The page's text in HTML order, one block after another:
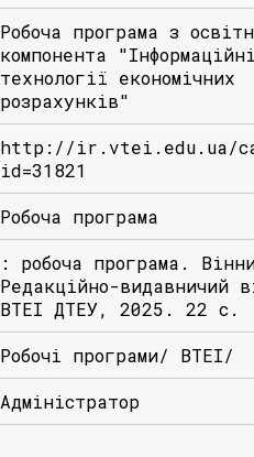
Робоча програма з
компонента
технології економічних
розрахунків"
http://ir.vtei.edu.ua/
id=31821
Робоча програма
: робоча програма.
Редакційно-видавничий
ВТЕІ ДТЕУ, 2025. 22 с.
Робочі програми/ ВТЕІ/
Адміністратор